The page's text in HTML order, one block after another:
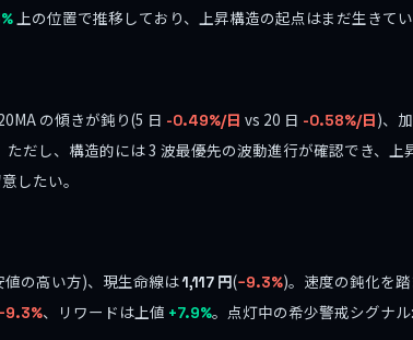
上の位置で推移しており、上昇構造の起点はまだ生きてい
の傾きが鈍り(5 日 -0.49%/日 vs 20 日 -0.58%/日)、
だし、構造的には 3 波最優先の波動進行が確認でき、上
したい。
値の高い方)、現生命線は1,117 円(−9.3%)。速度の鈍化を
、リワードは上値 +7.9%。点灯中の希少警戒シグナル: